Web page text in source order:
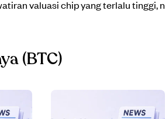
valuasi chip yang terlalu tinggi,
(BTC)